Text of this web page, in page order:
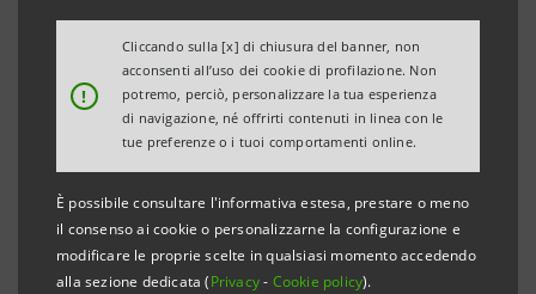
!
Cliccando sulla [x] di chiusura del banner, non
acconsenti all’uso dei cookie di profilazione. Non
potremo, perciò, personalizzare la tua esperienza
di navigazione, né offrirti contenuti in linea con le
tue preferenze o i tuoi comportamenti online.
È possibile consultare l'informativa estesa, prestare o meno
il consenso ai cookie o personalizzarne la configurazione e
modificare le proprie scelte in qualsiasi momento accedendo
alla sezione dedicata (Privacy- Cookie policy).
Il finanziamento Sustainability Linkeddi 33 milioni
di euro permetterà di migliorare la struttura
finanziaria della Società
Milano/Rimini, 18 dicembre 2024
attraverso laDivisione IMI Corporate & Investment
Banking,eItalian Exhibition Group S.p.A.(“IEG”),